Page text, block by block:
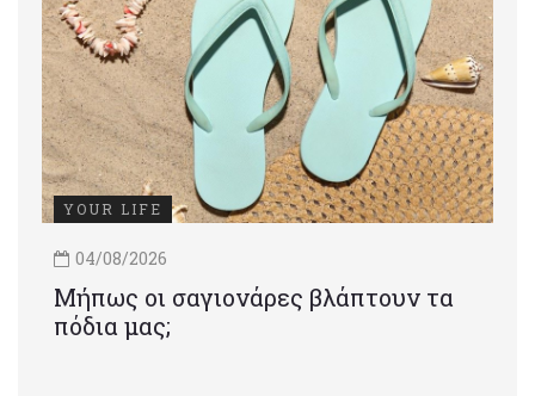
YOUR LIFE
04/08/2026
Μήπως οι σαγιονάρες βλάπτουν τα
πόδια μας;